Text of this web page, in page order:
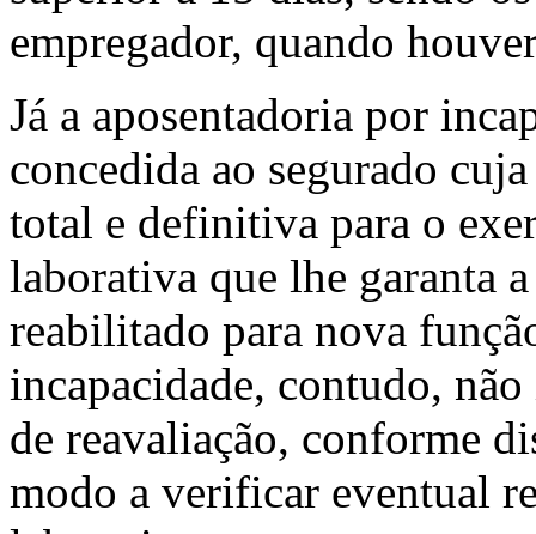
empregador, quando
Já a aposentadoria por
concedida ao segurado
total e definitiva para o
laborativa que lhe garanta
reabilitado para nova
incapacidade, contudo,
de reavaliação, conforme
modo a verificar eventual